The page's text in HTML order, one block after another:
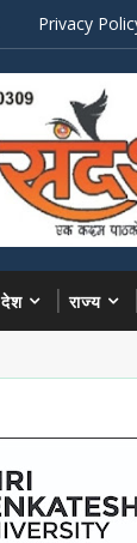
Privacy
देश राज्य